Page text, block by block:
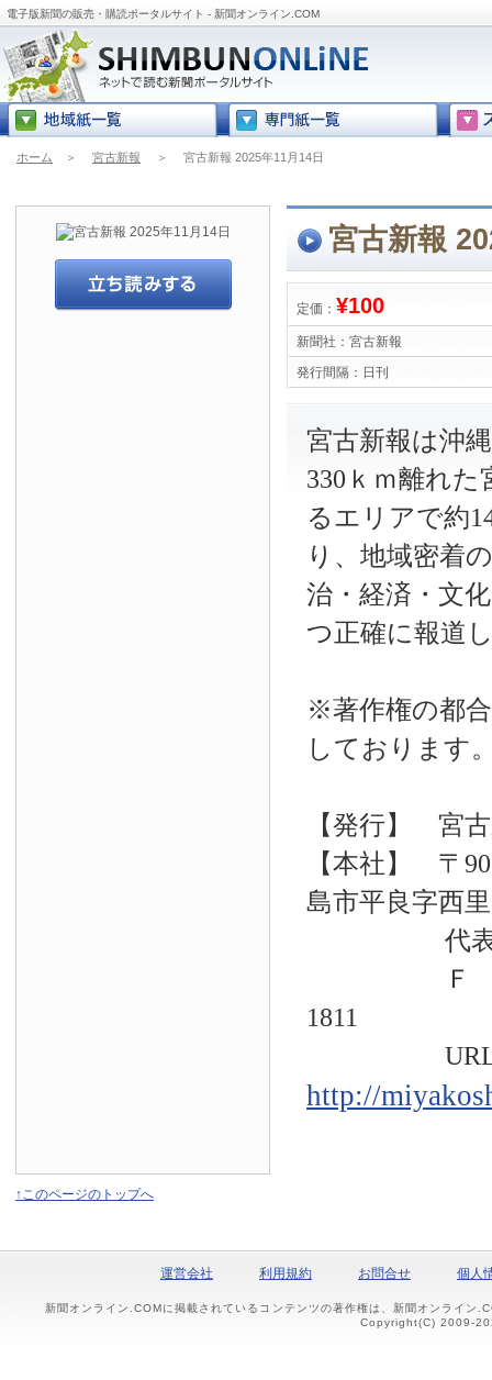
電子版新聞の販売・購読ポータルサイト - 新聞オンライン.COM
ホーム ＞ 宮古新報 ＞ 宮古新報 2025年11月14日
宮古新報
定価： ¥100
新聞社： 宮古新報
発行間隔： 日刊
宮古新報は沖
330ｋｍ離れ
るエリアで約
り、地域密着
治・経済・文
つ正確に報道
※著作権の都
しております
【発行】 宮
【本社】 〒
島市平良字西
代表電話
Ｆ Ａ
1811
URL
http://
↑このページのトップへ
運営会社 利用規約 お問合せ 個人
新聞オンライン.COMに掲載されているコンテンツの著作権は、新聞オンライン
Copyright(C) 2009-